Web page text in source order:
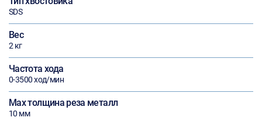
SDS
Вес
2 кг
Частота хода
0-3500 ход/мин
Max толщина реза металл
10 мм